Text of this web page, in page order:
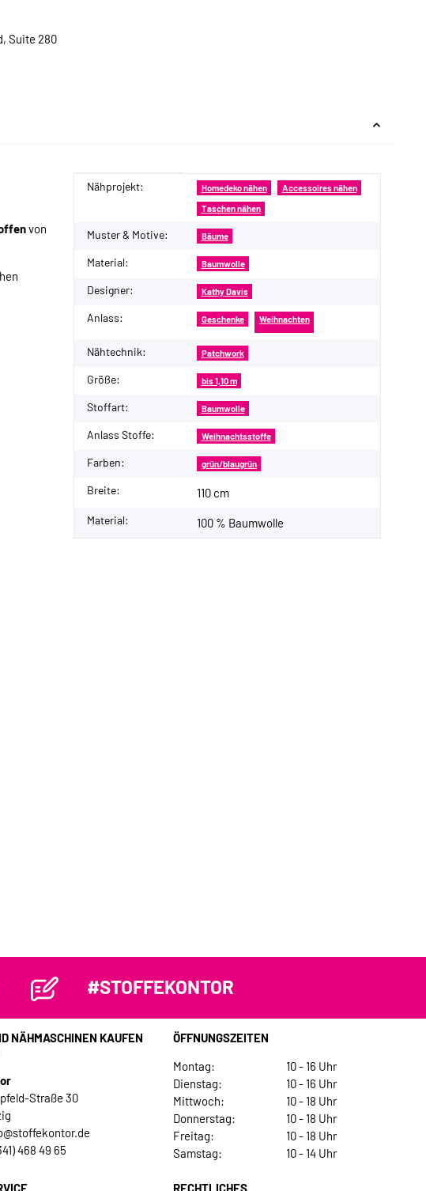
Suite 280
von
Produkteigenschaft
Wert
Nähprojekt: Homedeko nähen Accessoires nähen
Taschen nähen
Muster & Motive: Bäume
Material: Baumwolle
Designer: Kathy Davis
Anlass: Geschenke Weihnachten
Nähtechnik: Patchwork
Größe: bis 1,10 m
Stoffart: Baumwolle
Anlass Stoffe: Weihnachtsstoffe
Farben: grün/blaugrün
Breite: 110 cm
Material: 100 % Baumwolle
#STOFFEKONTOR
NÄHMASCHINEN KAUFEN
Straße 30
468 49 65
ÖFFNUNGSZEITEN
Montag:
10 - 16 Uhr
Dienstag:
10 - 16 Uhr
Mittwoch:
10 - 18 Uhr
Donnerstag:
10 - 18 Uhr
Freitag:
10 - 18 Uhr
Samstag:
10 - 14 Uhr
RECHTLICHES